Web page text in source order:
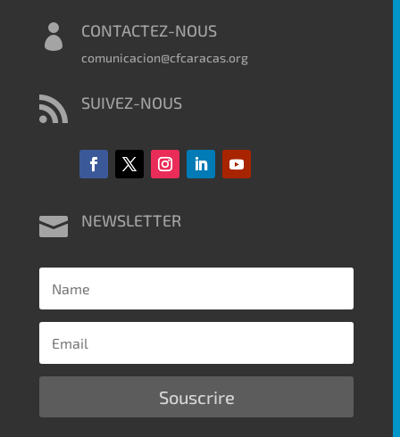
 CONTACTEZ-NOUS
comunicacion@cfcaracas.org
 SUIVEZ-NOUS
 NEWSLETTER
Souscrire